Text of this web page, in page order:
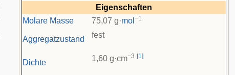
Eigenschaften
Molare Masse
75,07 g·mol −1
Aggregatzustand fest
Dichte 1,60 g·cm−3 [1]